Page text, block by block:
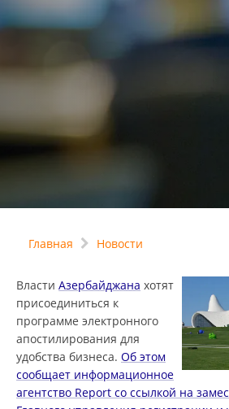
Главная Новости
Власти Азербайджана хотят
присоединиться к
программе электронного
апостилирования для
удобства бизнеса. Об этом
сообщает информационное
агентство Report со ссылкой на